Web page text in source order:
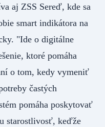
aj ZSS Sereď, kde sa
smart indikátora na
"Ide o digitálne
ktoré pomáha
o tom, kedy vymeniť
častých
pomáha poskytovať
starostlivosť, keďže